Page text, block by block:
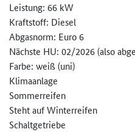
Leistung: 66 kW
Kraftstoff: Diesel
Abgasnorm: Euro 6
Nächste HU: 02/2026 (also
Farbe: weiß (uni)
Klimaanlage
Sommerreifen
Steht auf Winterreifen
Schaltgetriebe